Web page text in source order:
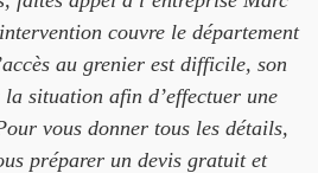
couvre le département
au grenier est difficile, son
la situation afin d’effectuer une
vous donner tous les détails,
préparer un devis gratuit et